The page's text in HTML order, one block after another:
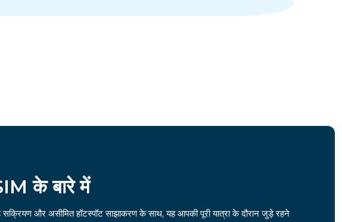
के बारे में
सक्रियण और असीमित हॉटस्पॉट साझाकरण के साथ, यह आपकी पूरी यात्रा के दौरान जुड़े रहने